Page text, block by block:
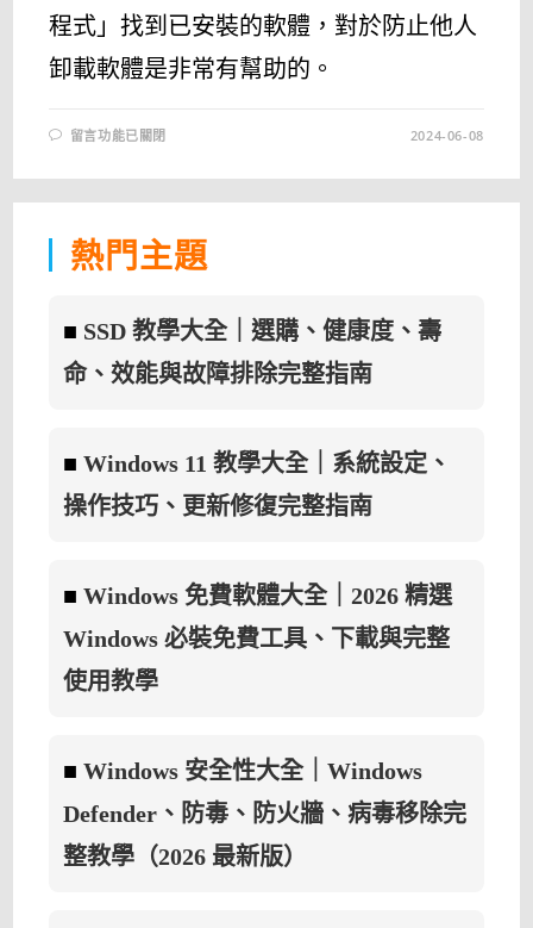
程式」找到已安裝的軟體，對於防止他人
卸載軟體是非常有幫助的。
在
〈HIDE
UNINSTALL
裝
中
文
隱
藏
安
裝
留言功能已關閉 2024-06-08
熱門主題
■ SSD 教學大全｜選購、健康度、壽
命、效能與故障排除完整指南
■Windows 11 教學大全｜系統設定、
操作技巧、更新修復完整指南
■Windows 免費軟體大全｜2026 精選
Windows 必裝免費工具、下載與完整
使用教學
■Windows 安全性大全｜Windows
Defender、防毒、防火牆、病毒移除完
整教學（2026 最新版）